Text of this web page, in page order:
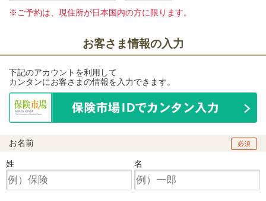
※ご予約は、現住所が日本国内の方に限ります。
お客さま情報の入力
下記のアカウントを利用して
カンタンにお客さまの情報を入力できます。
お名前 必須
姓 名